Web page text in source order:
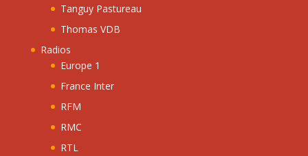
Tanguy Pastureau
Thomas VDB
Radios
Europe 1
France Inter
RFM
RMC
RTL